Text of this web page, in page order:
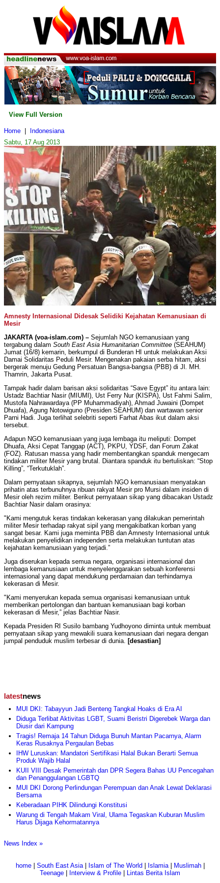
View Full Version
Home
Indonesiana
Sabtu, 17 Aug 2013
Amnesty Internasional Didesak Selidiki Kejahatan Kemanusiaan di
Mesir
JAKARTA (voa-islam.com) – Sejumlah NGO kemanusiaan yang
tergabung dalam South East Asia Humanitarian Committee (SEAHUM)
Jumat (16/8) kemarin, berkumpul di Bunderan HI untuk melakukan Aksi
Damai Solidaritas Peduli Mesir. Mengenakan pakaian serba hitam, aksi
bergerak menuju Gedung Persatuan Bangsa-bangsa (PBB) di Jl. MH.
Thamrin, Jakarta Pusat.
Tampak hadir dalam barisan aksi solidaritas “Save Egypt” itu antara lain:
Ustadz Bachtiar Nasir (MIUMI), Ust Ferry Nur (KISPA), Ust Fahmi Salim,
Mustofa Nahrawardaya (PP Muhammadiyah), Ahmad Juwaini (Dompet
Dhuafa), Agung Notowiguno (Presiden SEAHUM) dan wartawan senior
Parni Hadi. Juga terlihat selebriti seperti Farhat Abas ikut dalam aksi
tersebut.
Adapun NGO kemanusiaan yang juga lembaga itu meliputi: Dompet
Dhuafa, Aksi Cepat Tanggap (ACT), PKPU, YDSF, dan Forum Zakat
(FOZ). Ratusan massa yang hadir membentangkan spanduk mengecam
tindakan militer Mesir yang brutal. Diantara spanduk itu bertuliskan: “Stop
Killing”, “Terkutuklah”.
Dalam pernyataan sikapnya, sejumlah NGO kemanusiaan menyatakan
prihatin atas terbunuhnya ribuan rakyat Mesir pro Mursi dalam insiden di
Mesir oleh rezim militer. Berikut pernyataan sikap yang dibacakan Ustadz
Bachtiar Nasir dalam orasinya:
"Kami mengutuk keras tindakan kekerasan yang dilakukan pemerintah
militer Mesir terhadap rakyat sipil yang mengakibatkan korban yang
sangat besar. Kami juga meminta PBB dan Amnesty Internasional untuk
melakukan penyelidikan independen serta melakukan tuntutan atas
kejahatan kemanusiaan yang terjadi.”
Juga diserukan kepada semua negara, organisasi internasional dan
lembaga kemanusiaan untuk menyelenggarakan sebuah konferensi
internasional yang dapat mendukung perdamaian dan terhindarnya
kekerasan di Mesir.
"Kami menyerukan kepada semua organisasi kemanusiaan untuk
memberikan pertolongan dan bantuan kemanusiaan bagi korban
kekerasan di Mesir,” jelas Bachtiar Nasir.
Kepada Presiden RI Susilo bambang Yudhoyono diminta untuk membuat
pernyataan sikap yang mewakili suara kemanusiaan dari negara dengan
jumpal penduduk muslim terbesar di dunia. [desastian]
latestnews
MUI DKI: Tabayyun Jadi Benteng Tangkal Hoaks di Era AI
Diduga Terlibat Aktivitas LGBT, Suami Beristri Digerebek Warga dan
Diusir dari Kampung
Tragis! Remaja 14 Tahun Diduga Bunuh Mantan Pacarnya, Alarm
Keras Rusaknya Pergaulan Bebas
IHW Luruskan: Mandatori Sertifikasi Halal Bukan Berarti Semua
Produk Wajib Halal
KUII VIII Desak Pemerintah dan DPR Segera Bahas UU Pencegahan
dan Penanggulangan LGBTQ
MUI DKI Dorong Perlindungan Perempuan dan Anak Lewat Deklarasi
Bersama
Keberadaan PIHK Dilindungi Konstitusi
Warung di Tengah Makam Viral, Ulama Tegaskan Kuburan Muslim
Harus Dijaga Kehormatannya
News Index »
home| South East Asia| Islam of The World Islamia| Muslimah|
Teenage
Interview & Profile Lintas Berita Islam